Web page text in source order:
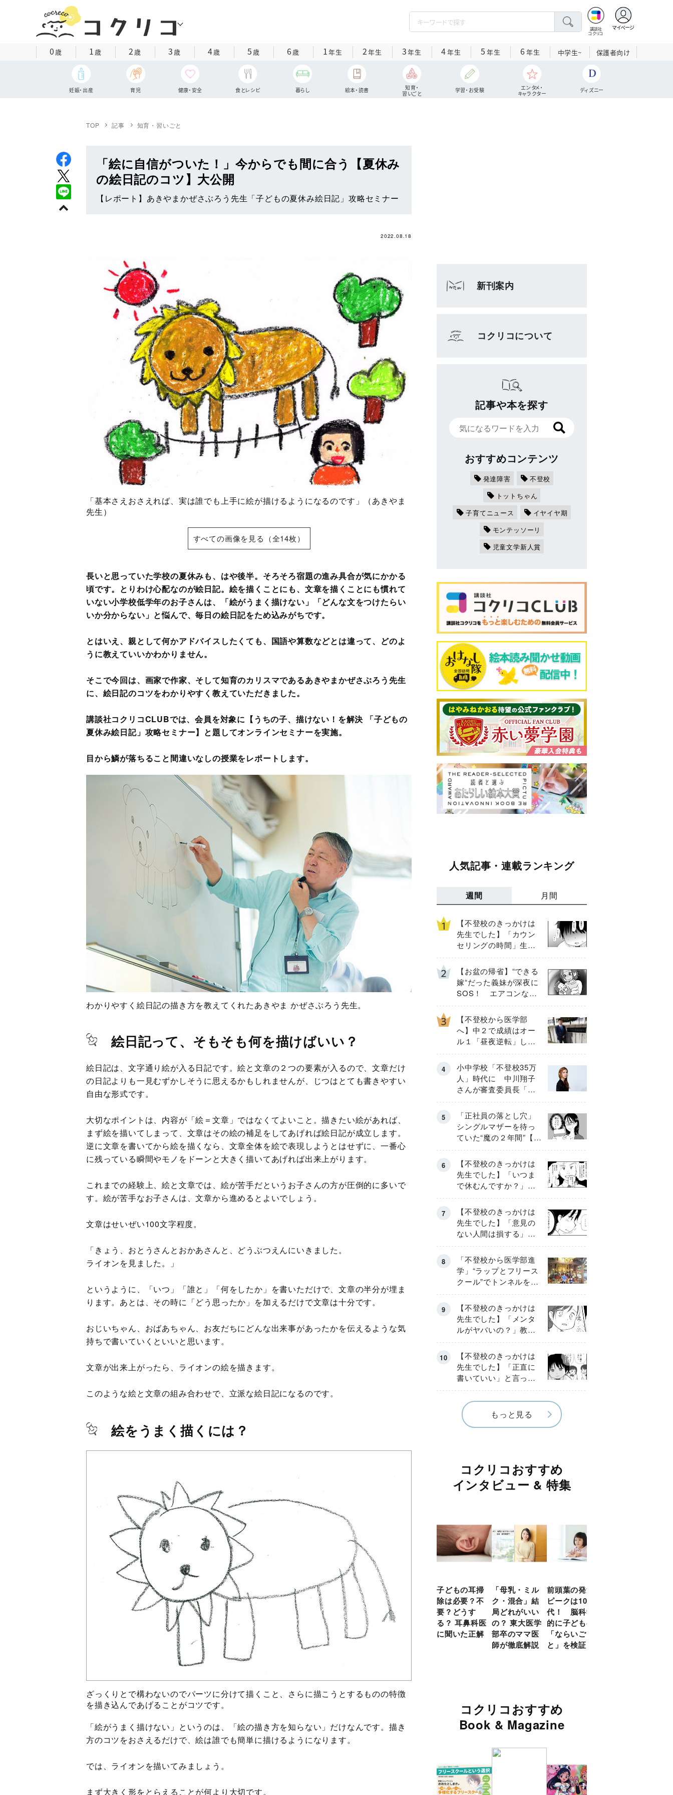
講談社
コクリコ
マイページ
0歳 1歳 2歳 3歳 4歳 5歳 6歳 1年生 2年生 3年生 4年生 5 年生 6 年生 中学生~ 保護者向け
妊娠・出産 育児 健康・安全 食とレシピ 暮らし 絵本・読書
知育・
習いごと
学習・お受験
エンタメ・
キャラクター
ディズニー
TOP 記事 知育・習いごと
「絵に自信がついた！」今からでも間に合う【夏休み
の絵日記のコツ】大公開
【レポート】あきやまかぜさぶろう先生「子どもの夏休み絵日記」攻略セミナー
2022.08.18
「基本さえおさえれば、実は誰でも上手に絵が描けるようになるのです」（あきやま
先生）
すべての画像を見る（全14枚）
長いと思っていた学校の夏休みも、はや後半。そろそろ宿題の進み具合が気にかかる
頃です。とりわけ心配なのが絵日記。絵を描くことにも、文章を描くことにも慣れて
いない小学校低学年のお子さんは、「絵がうまく描けない」「どんな文をつけたらい
いか分からない」と悩んで、毎日の絵日記をため込みがちです。
とはいえ、親として何かアドバイスしたくても、国語や算数などとは違って、どのよ
うに教えていいかわかりません。
そこで今回は、画家で作家、そして知育のカリスマであるあきやまかぜさぶろう先生
に、絵日記のコツをわかりやすく教えていただきました。
講談社コクリコCLUBでは、会員を対象に【うちの子、描けない！を解決 「子どもの
夏休み絵日記」攻略セミナー】と題してオンラインセミナーを実施。
目から鱗が落ちること間違いなしの授業をレポートします。
わかりやすく絵日記の描き方を教えてくれたあきやま かぜさぶろう先生。
絵日記って、そもそも何を描けばいい？
絵日記は、文字通り絵が入る日記です。絵と文章の２つの要素が入るので、文章だけ
の日記よりも一見むずかしそうに思えるかもしれませんが、じつはとても書きやすい
自由な形式です。
大切なポイントは、内容が「絵＝文章」ではなくてよいこと。描きたい絵があれば、
まず絵を描いてしまって、文章はその絵の補足をしてあげれば絵日記が成立します。
逆に文章を書いてから絵を描くなら、文章全体を絵で表現しようとはせずに、一番心
に残っている瞬間やモノをドーンと大きく描いてあげれば出来上がります。
これまでの経験上、絵と文章では、絵が苦手だというお子さんの方が圧倒的に多いで
す。絵が苦手なお子さんは、文章から進めるとよいでしょう。
文章はせいぜい100文字程度。
「きょう、おとうさんとおかあさんと、どうぶつえんにいきました。
ライオンを見ました。」
というように、「いつ」「誰と」「何をしたか」を書いただけで、文章の半分が埋ま
ります。あとは、その時に「どう思ったか」を加えるだけで文章は十分です。
おじいちゃん、おばあちゃん、お友だちにどんな出来事があったかを伝えるような気
持ちで書いていくといいと思います。
文章が出来上がったら、ライオンの絵を描きます。
このような絵と文章の組み合わせで、立派な絵日記になるのです。
絵をうまく描くには？
ざっくりとで構わないのでパーツに分けて描くこと、さらに描こうとするものの特徴
を描き込んであげることがコツです。
「絵がうまく描けない」というのは、「絵の描き方を知らない」だけなんです。描き
方のコツをおさえるだけで、絵は誰でも簡単に描けるようになります。
では、ライオンを描いてみましょう。
まず大きく形をとらえることが何より大切です。
新刊案内
コクリコについて
記事や本を探す
おすすめコンテンツ
発達障害
不登校
トットちゃん
子育てニュース
イヤイヤ期
モンテッソーリ
児童文学新人賞
人気記事・連載ランキング
週間 月間
【不登校のきっかけは
先生でした】「カウン
セリングの時間」生徒
の情報をバラしたの
は…《第２話》
【お盆の帰省】“できる
嫁“だった義妹が深夜に
SOS！ エアコンな
し・肉禁止の義実家ル
ールに変化が…〈後
編〉
【不登校から医学部
へ】中２で成績はオー
ル１「昼夜逆転」した
わが子を”夜遊び”に連れ
出した母の気づき
小中学校「不登校35万
人」時代に 中川翔子
さんが審査委員長「不
登校生動画甲子園
2026」が開催
「正社員の落とし穴」
シングルマザーを待っ
ていた“魔の２年間”【後
編】
【不登校のきっかけは
先生でした】「いつま
で休むんですか？」追
い詰められる母と息子
《第６話》
【不登校のきっかけは
先生でした】「意見の
ない人間は損する」担
任の一言が苦しみに…
《第１話》
「不登校から医学部進
学」“ラップとフリース
クール”でトンネルを脱
して高校受験へ〔元野
球少年の実話〕
【不登校のきっかけは
先生でした】「メンタ
ルがヤバいの？」教室
で始まった悪ふざけ
《第３話》
【不登校のきっかけは
先生でした】「正直に
書いていい」と言った
のに…信じた言葉は噓
だった《第４話》
もっと見る
コクリコおすすめ
インタビュー & 特集
子どもの耳掃
除は必要？不
要？どうす
る？ 耳鼻科医
に聞いた正解
「母乳・ミル
ク・混合」結
局どれがいい
の？ 東大医学
部卒のママ医
師が徹底解説
前頭葉の発達
ピークは10
代！ 脳科学
的に子どもの
「ならいご
と」を検証
コクリコおすすめ
Book & Magazine